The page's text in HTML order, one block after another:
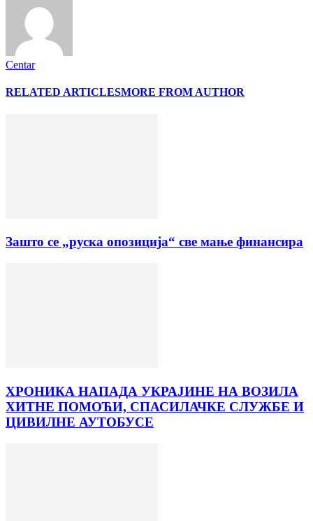
Centar
RELATED ARTICLESMORE FROM AUTHOR
Зашто се „руска опозиција“ све мање финансира
ХРОНИКА НАПАДА УКРАЈИНЕ НА ВОЗИЛА
ХИТНЕ ПОМОЋИ, СПАСИЛАЧКЕ СЛУЖБЕ И
ЦИВИЛНЕ АУТОБУСЕ